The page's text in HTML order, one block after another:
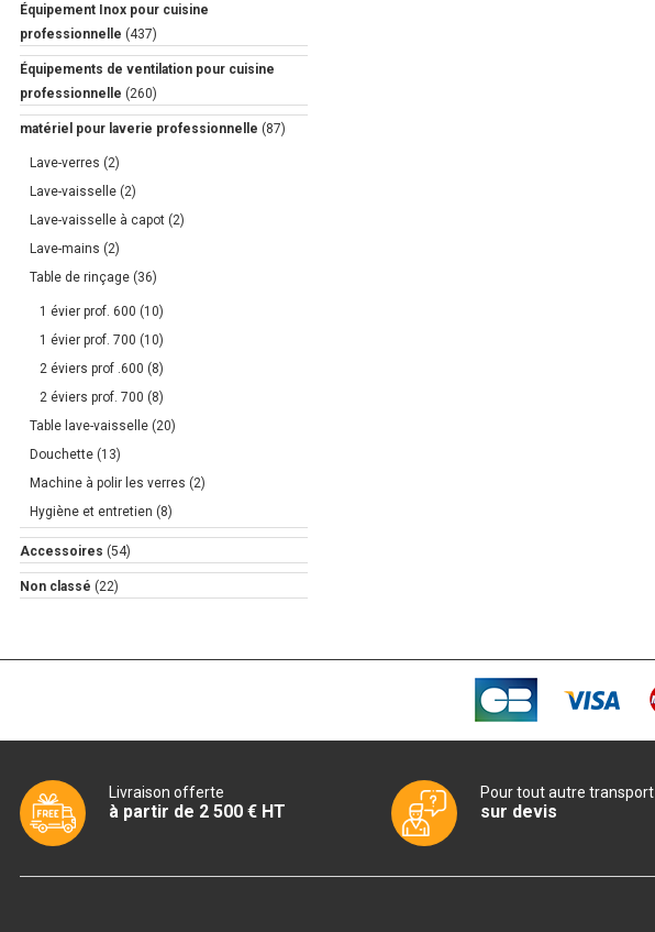
Équipement Inox pour cuisine
professionnelle (437)
Équipements de ventilation pour cuisine
professionnelle (260)
matériel pour laverie professionnelle (87)
Lave-verres (2)
Lave-vaisselle (2)
Lave-vaisselle à capot (2)
Lave-mains (2)
Table de rinçage (36)
1 évier prof. 600 (10)
1 évier prof. 700 (10)
2 éviers prof .600 (8)
2 éviers prof. 700 (8)
Table lave-vaisselle (20)
Douchette (13)
Machine à polir les verres (2)
Hygiène et entretien (8)
Accessoires (54)
Non classé (22)
Livraison offerte
à partir de 2 500 € HT
Pour tout autre transport
sur devis